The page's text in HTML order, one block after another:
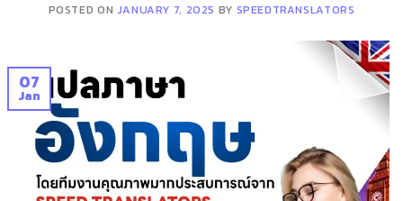
POSTED ON JANUARY 7, 2025 BY SPEEDTRANSLATORS
07
Jan